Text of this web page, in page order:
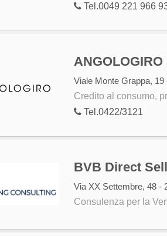
Tel.0049 221 966
ANGOLOGIRO
Viale Monte Grappa,
Credito al consumo,
Tel.0422/3121
BVB Direct
Via XX Settembre, 48 -
Consulenza per la